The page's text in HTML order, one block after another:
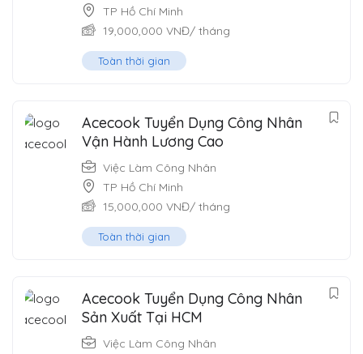
TP Hồ Chí Minh
19,000,000 VNĐ/ tháng
Toàn thời gian
Acecook Tuyển Dụng Công Nhân
Vận Hành Lương Cao
Việc Làm Công Nhân
TP Hồ Chí Minh
15,000,000 VNĐ/ tháng
Toàn thời gian
Acecook Tuyển Dụng Công Nhân
Sản Xuất Tại HCM
Việc Làm Công Nhân